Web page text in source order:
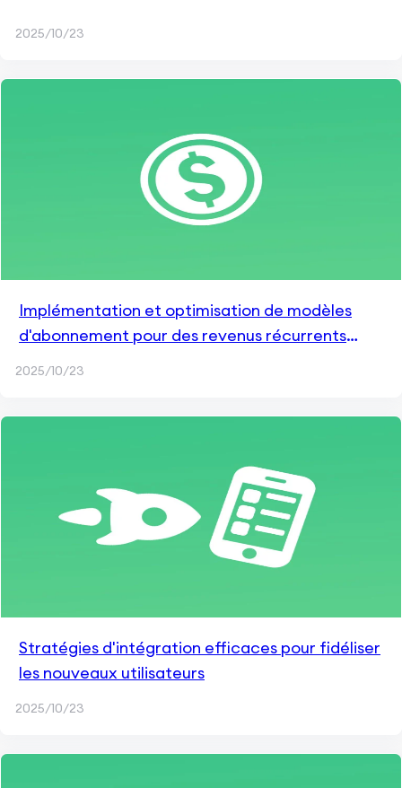
2025/10/23
Implémentation et optimisation de modèles
d'abonnement pour des revenus récurrents
2025/10/23
Stratégies d'intégration efficaces pour fidéliser
les nouveaux utilisateurs
2025/10/23